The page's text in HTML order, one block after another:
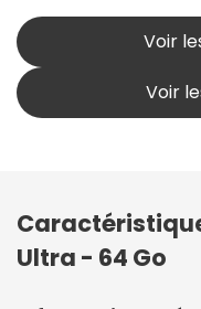
Voir
Voir
Ultra - 64 Go